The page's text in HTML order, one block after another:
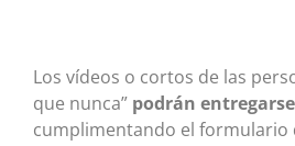
Los vídeos o cortos de las
que nunca” podrán
cumplimentando el formulario